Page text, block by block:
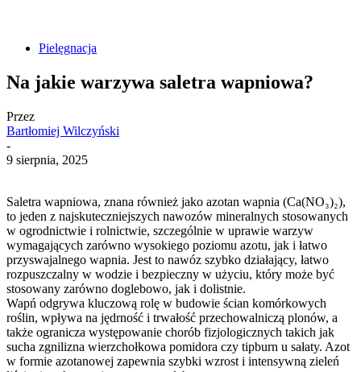
Pielęgnacja
Na jakie warzywa saletra wapniowa?
Przez
Bartłomiej Wilczyński
-
9 sierpnia, 2025
Saletra wapniowa, znana również jako azotan wapnia (Ca(NO₃)₂),
to jeden z najskuteczniejszych nawozów mineralnych stosowanych
w ogrodnictwie i rolnictwie, szczególnie w uprawie warzyw
wymagających zarówno wysokiego poziomu azotu, jak i łatwo
przyswajalnego wapnia. Jest to nawóz szybko działający, łatwo
rozpuszczalny w wodzie i bezpieczny w użyciu, który może być
stosowany zarówno doglebowo, jak i dolistnie.
Wapń odgrywa kluczową rolę w budowie ścian komórkowych
roślin, wpływa na jędrność i trwałość przechowalniczą plonów, a
także ogranicza występowanie chorób fizjologicznych takich jak
sucha zgnilizna wierzchołkowa pomidora czy tipburn u sałaty. Azot
w formie azotanowej zapewnia szybki wzrost i intensywną zieleń